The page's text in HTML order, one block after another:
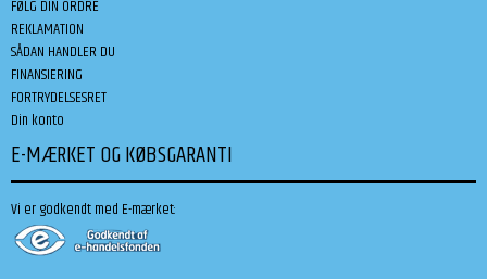
FØLG DIN ORDRE
REKLAMATION
SÅDAN HANDLER DU
FINANSIERING
FORTRYDELSESRET
Din konto
E-MÆRKET OG KØBSGARANTI
Vi er godkendt med E-mærket: